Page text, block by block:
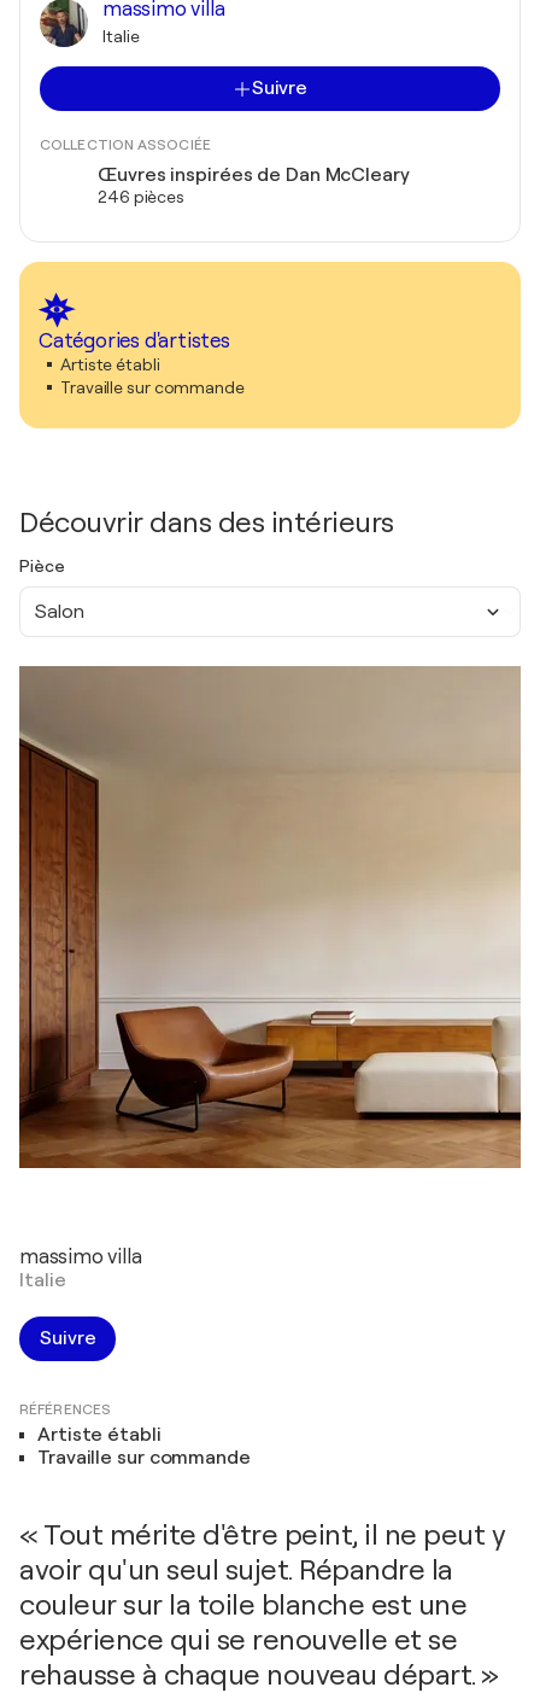
massimo villa
Italie
Suivre
COLLECTION ASSOCIÉE
Œuvres inspirées de Dan McCleary
246 pièces
Catégories d'artistes
Artiste établi
Travaille sur commande
Découvrir dans des intérieurs
Pièce
Salon
massimo villa
Italie
Suivre
RÉFÉRENCES
Artiste établi
Travaille sur commande
« Tout mérite d'être peint, il ne peut y
avoir qu'un seul sujet. Répandre la
couleur sur la toile blanche est une
expérience qui se renouvelle et se
rehausse à chaque nouveau départ. »